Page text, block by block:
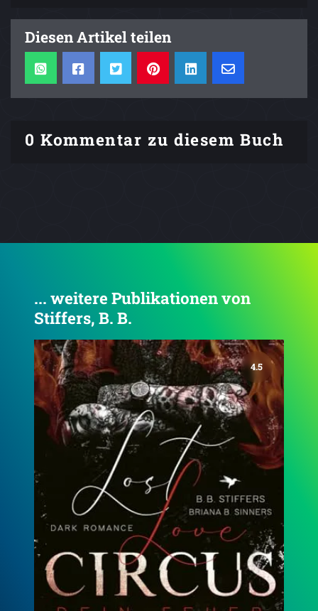
Diesen Artikel teilen
0 Kommentar zu diesem Buch
... weitere Publikationen von
Stiffers, B. B.
4.6